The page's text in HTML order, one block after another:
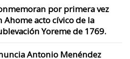
por primera vez
Ahome acto cívico de la
Yoreme de 1769.
Antonio Menéndez